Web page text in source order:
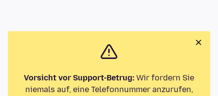
Vorsicht vor Support-Betrug: Wir fordern Sie
niemals auf, eine Telefonnummer anzurufen,